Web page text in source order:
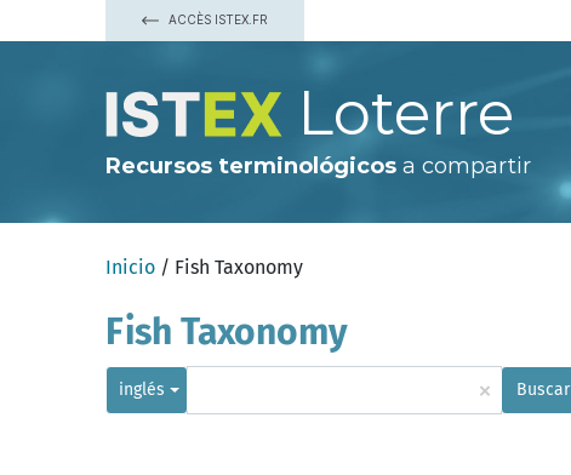
ACCÈS ISTEX.FR
Loterre
Recursos terminológicos a compartir
Inicio / Fish Taxonomy
Fish Taxonomy
inglés × Buscar